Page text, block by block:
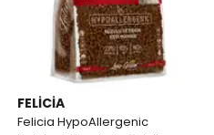
FELİCİA
Felicia HypoAllergenic